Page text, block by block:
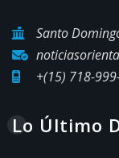
Santo
+(15) 718-
Lo Último